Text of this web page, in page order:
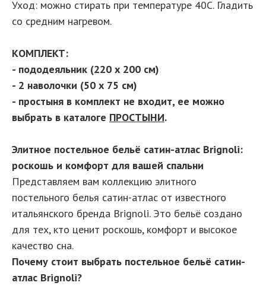
Уход: можно стирать при температуре 40С. Гладить
со средним нагревом.
КОМПЛЕКТ:
- пододеяльник (220 х 200 см)
- 2 наволочки (50 х 75 см)
- простыня в комплект не входит, ее можно
выбрать в каталоге ПРОСТЫНИ.
Элитное постельное бельё сатин-атлас Brignoli:
роскошь и комфорт для вашей спальни
Представляем вам коллекцию элитного
постельного белья сатин-атлас от известного
итальянского бренда Brignoli. Это бельё создано
для тех, кто ценит роскошь, комфорт и высокое
качество сна.
Почему стоит выбрать постельное бельё сатин-
атлас Brignoli?